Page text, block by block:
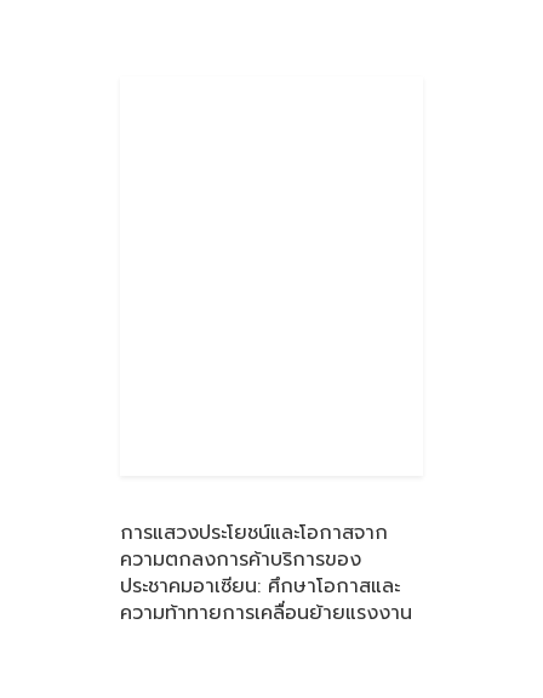
การแสวงประโยชน์และโอกาสจาก
ความตกลงการค้าบริการของ
ประชาคมอาเซียน: ศึกษาโอกาสและ
ความท้าทายการเคลื่อนย้ายแรงงาน